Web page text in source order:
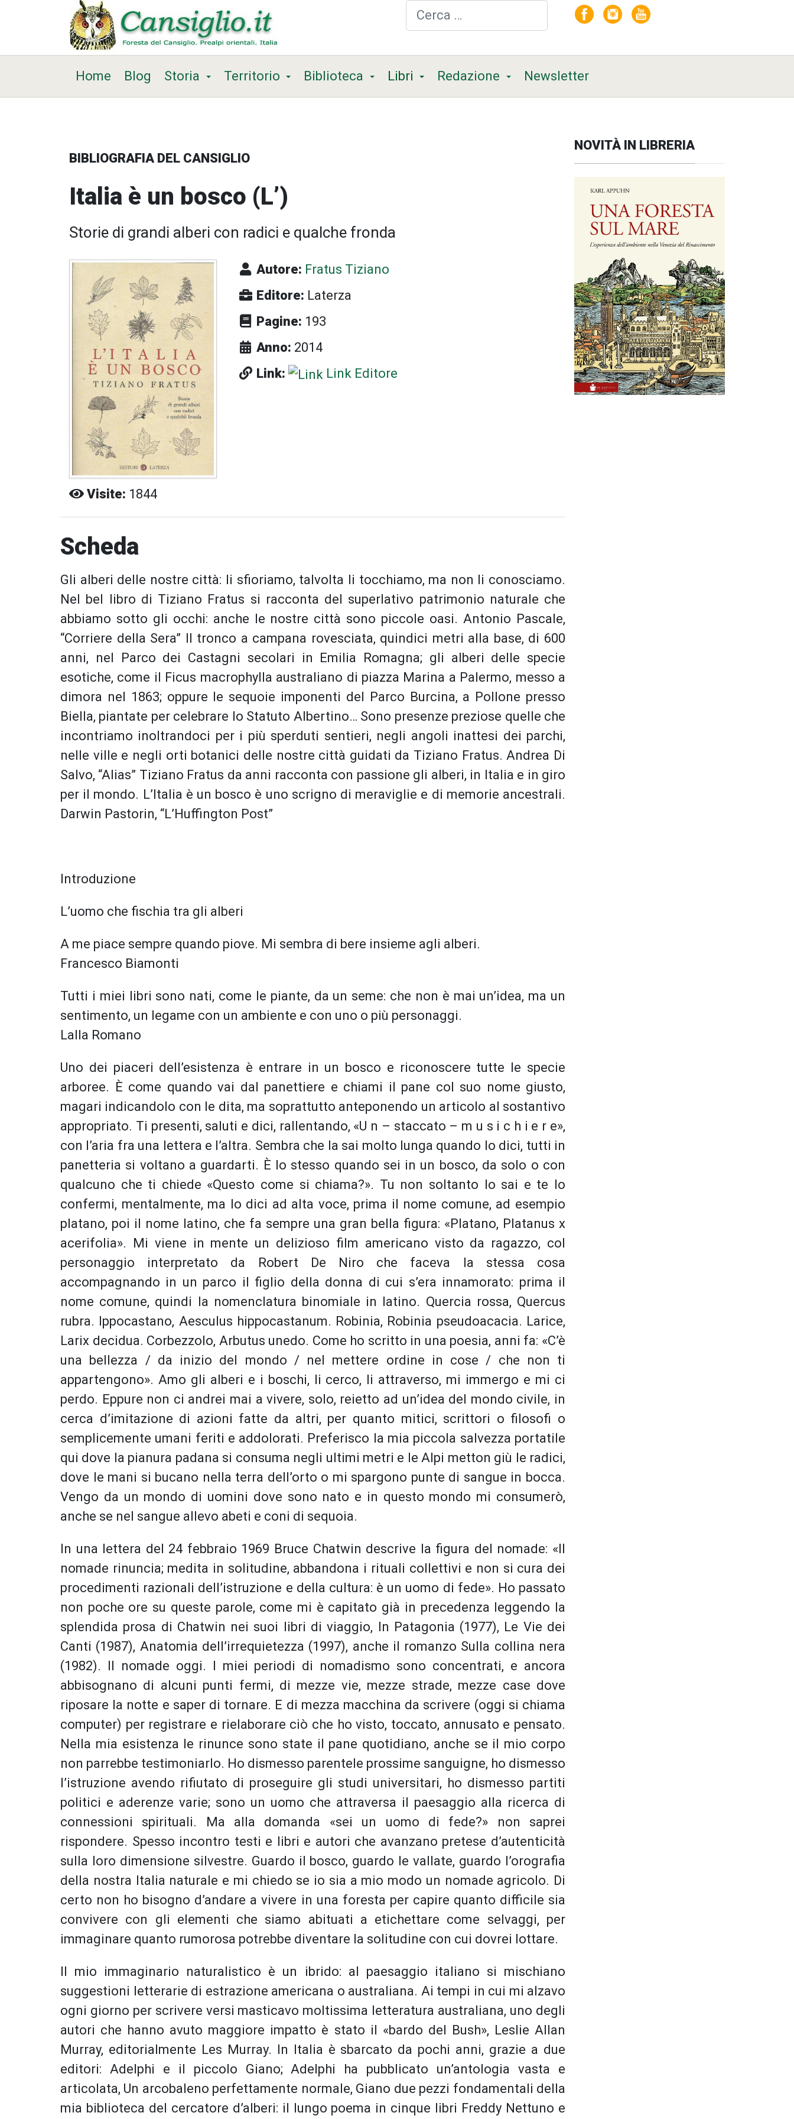
Cerca
Home Blog Storia Territorio Biblioteca Libri Redazione Newsletter
BIBLIOGRAFIA DEL CANSIGLIO
Italia è un bosco (L’)
Storie di grandi alberi con radici e qualche fronda
Autore: Fratus Tiziano
Editore: Laterza
Pagine: 193
Anno: 2014
Link:
Link Editore
Visite: 1844
Scheda
Gli alberi delle nostre città: li sfioriamo, talvolta li tocchiamo, ma non li conosciamo.
Nel bel libro di Tiziano Fratus si racconta del superlativo patrimonio naturale che
abbiamo sotto gli occhi: anche le nostre città sono piccole oasi. Antonio Pascale,
“Corriere della Sera” Il tronco a campana rovesciata, quindici metri alla base, di 600
anni, nel Parco dei Castagni secolari in Emilia Romagna; gli alberi delle specie
esotiche, come il Ficus macrophylla australiano di piazza Marina a Palermo, messo a
dimora nel 1863; oppure le sequoie imponenti del Parco Burcina, a Pollone presso
Biella, piantate per celebrare lo Statuto Albertino… Sono presenze preziose quelle che
incontriamo inoltrandoci per i più sperduti sentieri, negli angoli inattesi dei parchi,
nelle ville e negli orti botanici delle nostre città guidati da Tiziano Fratus. Andrea Di
Salvo, “Alias” Tiziano Fratus da anni racconta con passione gli alberi, in Italia e in giro
per il mondo. L’Italia è un bosco è uno scrigno di meraviglie e di memorie ancestrali.
Darwin Pastorin, “L’Huffington Post”
Introduzione
L’uomo che fischia tra gli alberi
A me piace sempre quando piove. Mi sembra di bere insieme agli alberi.
Francesco Biamonti
Tutti i miei libri sono nati, come le piante, da un seme: che non è mai un’idea, ma un
sentimento, un legame con un ambiente e con uno o più personaggi.
Lalla Romano
Uno dei piaceri dell’esistenza è entrare in un bosco e riconoscere tutte le specie
arboree. È come quando vai dal panettiere e chiami il pane col suo nome giusto,
magari indicandolo con le dita, ma soprattutto anteponendo un articolo al sostantivo
appropriato. Ti presenti, saluti e dici, rallentando, «U n – staccato – m u s i c h i e r e»,
con l’aria fra una lettera e l’altra. Sembra che la sai molto lunga quando lo dici, tutti in
panetteria si voltano a guardarti. È lo stesso quando sei in un bosco, da solo o con
qualcuno che ti chiede «Questo come si chiama?». Tu non soltanto lo sai e te lo
confermi, mentalmente, ma lo dici ad alta voce, prima il nome comune, ad esempio
platano, poi il nome latino, che fa sempre una gran bella figura: «Platano, Platanus x
acerifolia». Mi viene in mente un delizioso film americano visto da ragazzo, col
personaggio interpretato da Robert De Niro che faceva la stessa cosa
accompagnando in un parco il figlio della donna di cui s’era innamorato: prima il
nome comune, quindi la nomenclatura binomiale in latino. Quercia rossa, Quercus
rubra. Ippocastano, Aesculus hippocastanum. Robinia, Robinia pseudoacacia. Larice,
Larix decidua. Corbezzolo, Arbutus unedo. Come ho scritto in una poesia, anni fa: «C’è
una bellezza / da inizio del mondo / nel mettere ordine in cose / che non ti
appartengono». Amo gli alberi e i boschi, li cerco, li attraverso, mi immergo e mi ci
perdo. Eppure non ci andrei mai a vivere, solo, reietto ad un’idea del mondo civile, in
cerca d’imitazione di azioni fatte da altri, per quanto mitici, scrittori o filosofi o
semplicemente umani feriti e addolorati. Preferisco la mia piccola salvezza portatile
qui dove la pianura padana si consuma negli ultimi metri e le Alpi metton giù le radici,
dove le mani si bucano nella terra dell’orto o mi spargono punte di sangue in bocca.
Vengo da un mondo di uomini dove sono nato e in questo mondo mi consumerò,
anche se nel sangue allevo abeti e coni di sequoia.
In una lettera del 24 febbraio 1969 Bruce Chatwin descrive la figura del nomade: «Il
nomade rinuncia; medita in solitudine, abbandona i rituali collettivi e non si cura dei
procedimenti razionali dell’istruzione e della cultura: è un uomo di fede». Ho passato
non poche ore su queste parole, come mi è capitato già in precedenza leggendo la
splendida prosa di Chatwin nei suoi libri di viaggio, In Patagonia (1977), Le Vie dei
Canti (1987), Anatomia dell’irrequietezza (1997), anche il romanzo Sulla collina nera
(1982). Il nomade oggi. I miei periodi di nomadismo sono concentrati, e ancora
abbisognano di alcuni punti fermi, di mezze vie, mezze strade, mezze case dove
riposare la notte e saper di tornare. E di mezza macchina da scrivere (oggi si chiama
computer) per registrare e rielaborare ciò che ho visto, toccato, annusato e pensato.
Nella mia esistenza le rinunce sono state il pane quotidiano, anche se il mio corpo
non parrebbe testimoniarlo. Ho dismesso parentele prossime sanguigne, ho dismesso
l’istruzione avendo rifiutato di proseguire gli studi universitari, ho dismesso partiti
politici e aderenze varie; sono un uomo che attraversa il paesaggio alla ricerca di
connessioni spirituali. Ma alla domanda «sei un uomo di fede?» non saprei
rispondere. Spesso incontro testi e libri e autori che avanzano pretese d’autenticità
sulla loro dimensione silvestre. Guardo il bosco, guardo le vallate, guardo l’orografia
della nostra Italia naturale e mi chiedo se io sia a mio modo un nomade agricolo. Di
certo non ho bisogno d’andare a vivere in una foresta per capire quanto difficile sia
convivere con gli elementi che siamo abituati a etichettare come selvaggi, per
immaginare quanto rumorosa potrebbe diventare la solitudine con cui dovrei lottare.
Il mio immaginario naturalistico è un ibrido: al paesaggio italiano si mischiano
suggestioni letterarie di estrazione americana o australiana. Ai tempi in cui mi alzavo
ogni giorno per scrivere versi masticavo moltissima letteratura australiana, uno degli
autori che hanno avuto maggiore impatto è stato il «bardo del Bush», Leslie Allan
Murray, editorialmente Les Murray. In Italia è sbarcato da pochi anni, grazie a due
editori: Adelphi e il piccolo Giano; Adelphi ha pubblicato un’antologia vasta e
articolata, Un arcobaleno perfettamente normale, Giano due pezzi fondamentali della
mia biblioteca del cercatore d’alberi: il lungo poema in cinque libri Freddy Nettuno e
NOVITÀ IN LIBRERIA